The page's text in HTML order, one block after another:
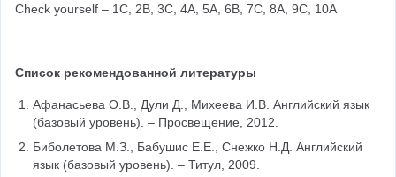
Check yourself – 1C, 2B, 3C, 4A, 5A, 6B, 7C, 8A, 9C, 10A
Список рекомендованной литературы
Афанасьева О.В., Дули Д., Михеева И.В. Английский язык
(базовый уровень). – Просвещение, 2012.
Биболетова М.З., Бабушис Е.Е., Снежко Н.Д. Английский
язык (базовый уровень). – Титул, 2009.